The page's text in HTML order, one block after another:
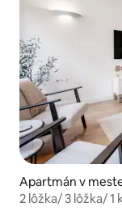
Apartmán v
2 lôžka/ 3 lôžka/